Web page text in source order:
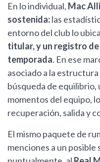
En lo individual, Mac
sostenida:las
entorno del club lo
titular, y un registro de
temporada. En ese
asociado a la
búsqueda de equilibrio,
momentos del equipo,
recuperación, salida y
El mismo paquete de
menciones a un posible